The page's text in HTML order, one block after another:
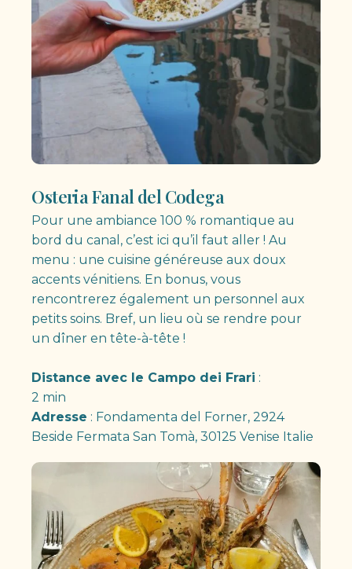
Osteria Fanal del Codega
Pour une ambiance 100 % romantique au
bord du canal, c’est ici qu’il faut aller ! Au
menu : une cuisine généreuse aux doux
accents vénitiens. En bonus, vous
rencontrerez également un personnel aux
petits soins. Bref, un lieu où se rendre pour
un dîner en tête-à-tête !
Distance avec le Campo dei Frari :
2 min
Adresse : Fondamenta del Forner, 2924
Beside Fermata San Tomà, 30125 Venise Italie